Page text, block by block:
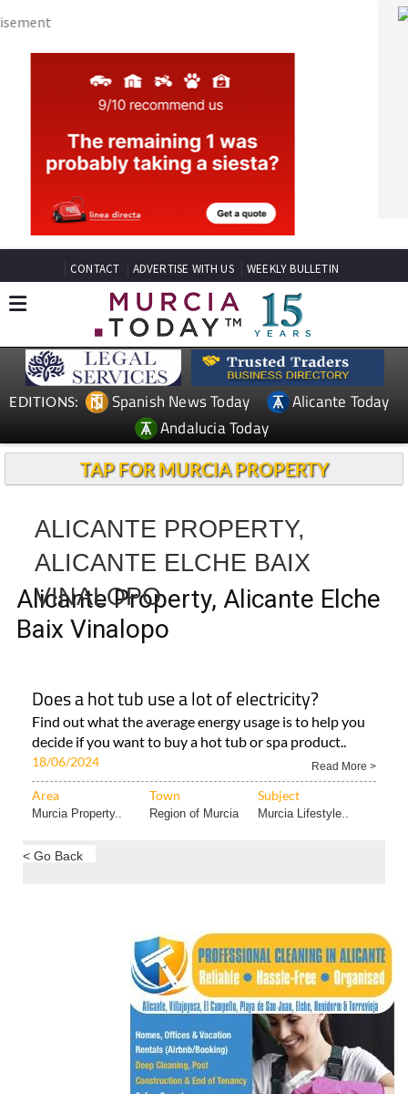
CONTACT ADVERTISE WITH US WEEKLY BULLETIN
EDITIONS: Spanish News Today
Alicante Today
Andalucia Today
TAP FOR MURCIA PROPERTY
ALICANTE ELCHE BAIX
VINALOPO
Alicante Property, Alicante Elche
Baix Vinalopo
Find out what the average energy usage is to help you
decide if you want to buy a hot tub or spa product..
18/06/2024 Read More >
Area
Murcia Property.. Region of Murcia Murcia Lifestyle..
< Go Back